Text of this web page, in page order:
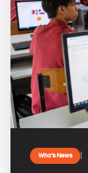
Who’s News